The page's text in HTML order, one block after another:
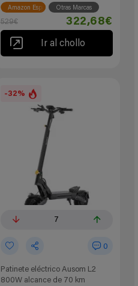
Amazon España Otras Marcas
529€ 322,68€
Ir al chollo
-32%
7
0
Patinete eléctrico Ausom L2
800W alcance de 70 km